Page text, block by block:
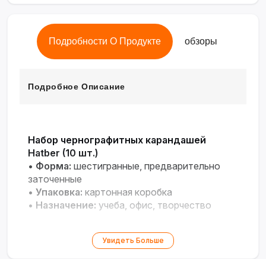
Подробности О Продукте обзоры
Подробное Описание
Набор чернографитных карандашей
Hatber (10 шт.)
• Форма: шестигранные, предварительно
заточенные
• Упаковка: картонная коробка
• Назначение: учеба, офис, творчество
Увидеть Больше